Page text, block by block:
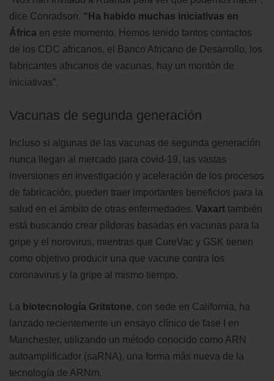
dice Conradson. “Ha habido muchas iniciativas en
África en este momento. Hemos tenido tantos contactos
de los CDC africanos, el Banco Africano de Desarrollo, los
fabricantes africanos de vacunas, hay un montón de
iniciativas”.
Vacunas de segunda generación
Incluso si algunas de las vacunas de segunda generación
nunca llegan al mercado para covid-19, las vastas
inversiones en investigación y aceleración de los procesos
de fabricación, pueden traer importantes beneficios para la
salud en el ámbito de otras enfermedades. Vaxart también
está buscando crear píldoras basadas en vacunas para la
gripe y el norovirus, mientras que CureVac y GSK tienen
como objetivo producir una que vacune contra los
coronavirus y la gripe al mismo tiempo.
La biotecnología Gritstone, con sede en California, ha
lanzado recientemente un ensayo clínico de fase I en
Manchester, utilizando un método conocido como ARN
autoamplificador (saRNA), una forma más nueva de la
tecnología de ARNm.